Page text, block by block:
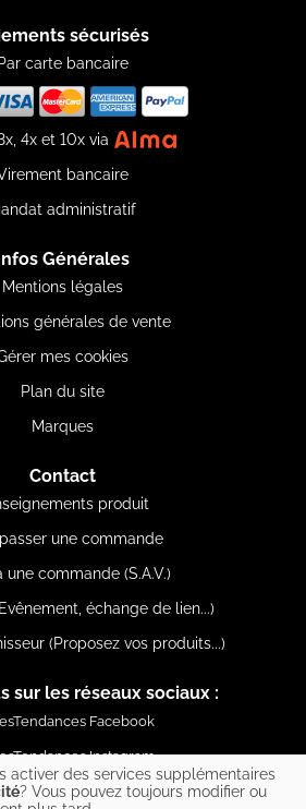
sécurisés
Par carte bancaire
4x et 10x via
bancaire
administratif
Générales
Mentions légales
générales de vente
mes cookies
Plan du site
Marques
Contact
produit
une commande
une commande (S.A.V.)
échange de lien...)
(Proposez vos produits...)
sur les réseaux sociaux :
Facebook
Instagram
Pinterest
activer des services supplémentaires
? Vous pouvez toujours modifier ou